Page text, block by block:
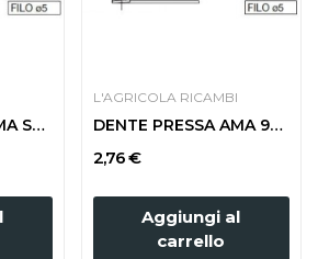
DENTE PRESSA AMA SPAGNA STRETTA T.V.
L'AGRICOLA RICAMBI
DENTE PRESSA AMA 902042 T. NUOVO
2,76 €
Aggiungi al
carrello